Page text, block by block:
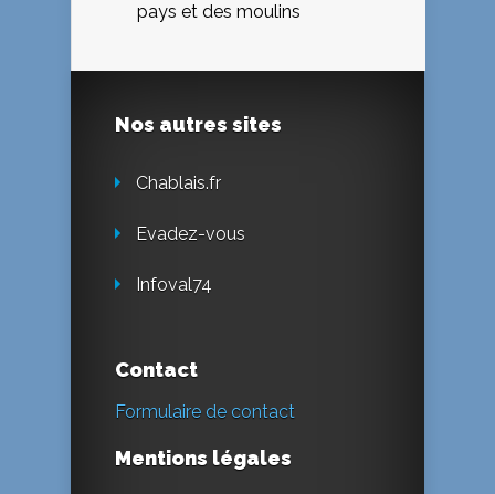
pays et des moulins
Nos autres sites
Chablais.fr
Evadez-vous
Infoval74
Contact
Formulaire de contact
Mentions légales